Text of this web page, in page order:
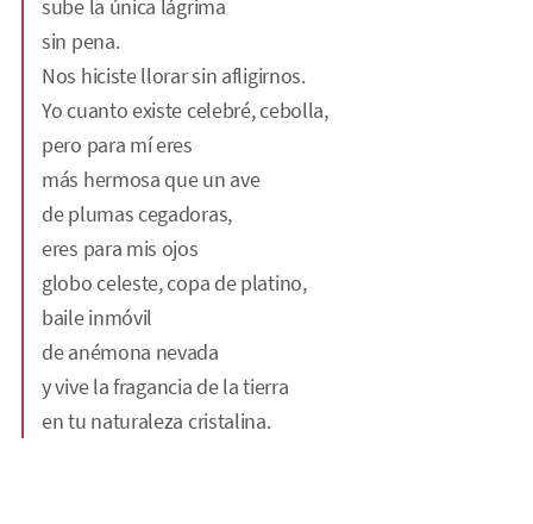
sube la única lágrima
sin pena.
Nos hiciste llorar sin afligirnos.
Yo cuanto existe celebré, cebolla,
pero para mí eres
más hermosa que un ave
de plumas cegadoras,
eres para mis ojos
globo celeste, copa de platino,
baile inmóvil
de anémona nevada
y vive la fragancia de la tierra
en tu naturaleza cristalina.